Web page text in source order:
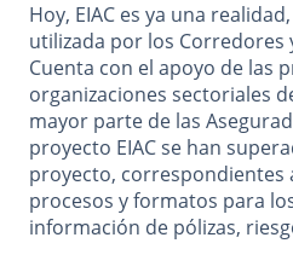
Hoy, EIAC es ya una
utilizada por los Corredores
Cuenta con el apoyo de las
organizaciones sectoriales
mayor parte de las
proyecto EIAC se han
proyecto, correspondientes
procesos y formatos para
información de pólizas,